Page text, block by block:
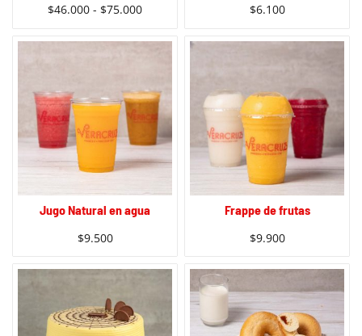
$46.000 - $75.000
$6.100
Jugo Natural en agua
$9.500
Frappe de frutas
$9.900